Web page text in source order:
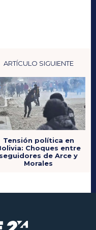
ARTÍCULO SIGUIENTE
Tensión política en
Choques entre
seguidores de Arce y
Morales